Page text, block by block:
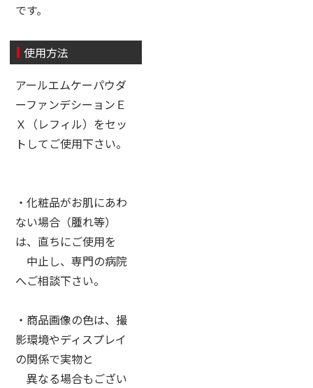
です。
使用方法
アールエムケーパウダ
ーファンデシーョンＥ
Ｘ（レフィル）をセッ
トしてご使用下さい。
・化粧品がお肌にあわ
ない場合（腫れ等）
は、直ちにご使用を
中止し、専門の病院
へご相談下さい。
・商品画像の色は、撮
影環境やディスプレイ
の関係で実物と
異なる場合もござい